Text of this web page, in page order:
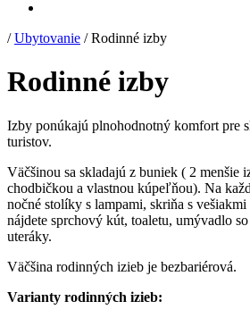
/Ubytovanie /Rodinné izby
Rodinné izby
Izby ponúkajú plnohodnotný komfort pre
turistov.
Väčšinou sa skladajú z buniek ( 2 menšie
chodbičkou a vlastnou kúpeľňou). Na
nočné stolíky s lampami, skriňa s
nájdete sprchový kút, toaletu, umývadlo
uteráky.
Väčšina rodinných izieb je bezbariérová.
Varianty rodinných izieb: